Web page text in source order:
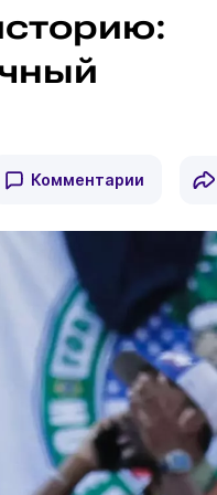
Комментарии